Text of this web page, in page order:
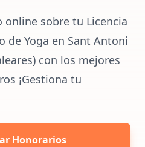
sobre tu Licencia
de Yoga en Sant Antoni
con los mejores
¡Gestiona tu
Honorarios